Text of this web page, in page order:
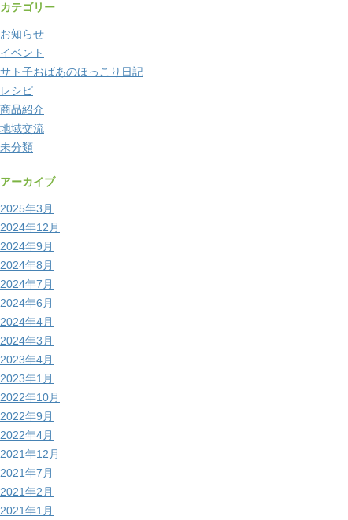
カテゴリー
お知らせ
イベント
サト子おばあのほっこり日記
レシピ
商品紹介
地域交流
未分類
アーカイブ
2025年3月
2024年12月
2024年9月
2024年8月
2024年7月
2024年6月
2024年4月
2024年3月
2023年4月
2023年1月
2022年10月
2022年9月
2022年4月
2021年12月
2021年7月
2021年2月
2021年1月